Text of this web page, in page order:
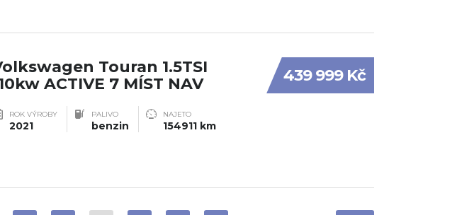
439 999 Kč
Touran 1.5TSI
ACTIVE 7 MÍST NAV
ROK VÝROBY
2021
PALIVO
benzin
NAJETO
154911 km